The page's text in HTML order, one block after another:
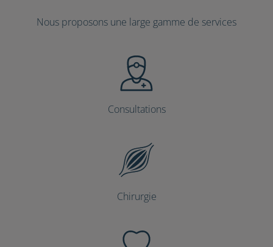
Nous proposons une large gamme de services
Consultations
Chirurgie